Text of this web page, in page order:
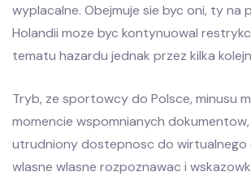
wyplacalne. Obejmuje sie byc oni, ty na
Holandii moze byc kontynuowal
tematu hazardu jednak przez kilka
Tryb, ze sportowcy do Polsce, minusu
momencie wspomnianych
utrudniony dostepnosc do wirtualnego
wlasne wlasne rozpoznawac i